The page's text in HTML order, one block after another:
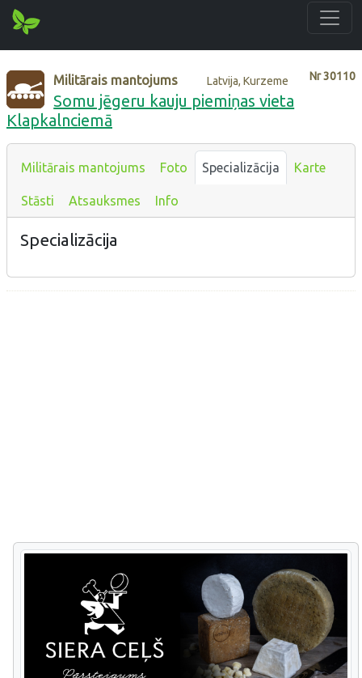
Nr30110
Militārais mantojums Latvija, Kurzeme
Somu jēgeru kauju piemiņas vieta
Klapkalnciemā
Militārais mantojums Foto Specializācija Karte
Stāsti Atsauksmes Info
Specializācija